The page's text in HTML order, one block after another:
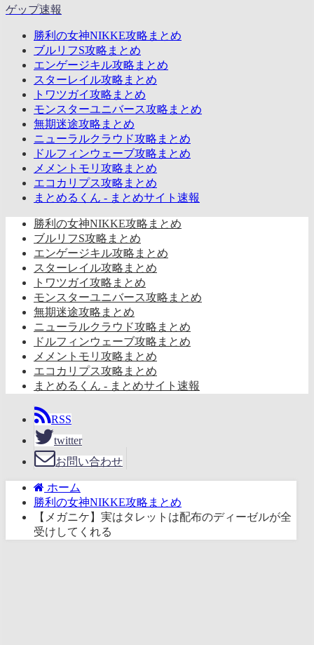
ゲップ速報
勝利の女神NIKKE攻略まとめ
ブルリフS攻略まとめ
エンゲージキル攻略まとめ
スターレイル攻略まとめ
トワツガイ攻略まとめ
モンスターユニバース攻略まとめ
無期迷途攻略まとめ
ニューラルクラウド攻略まとめ
ドルフィンウェーブ攻略まとめ
メメントモリ攻略まとめ
エコカリプス攻略まとめ
まとめるくん - まとめサイト速報
勝利の女神NIKKE攻略まとめ
ブルリフS攻略まとめ
エンゲージキル攻略まとめ
スターレイル攻略まとめ
トワツガイ攻略まとめ
モンスターユニバース攻略まとめ
無期迷途攻略まとめ
ニューラルクラウド攻略まとめ
ドルフィンウェーブ攻略まとめ
メメントモリ攻略まとめ
エコカリプス攻略まとめ
まとめるくん - まとめサイト速報
RSS
twitter
お問い合わせ
ホーム
勝利の女神NIKKE攻略まとめ
【メガニケ】実はタレットは配布のディーゼルが全
受けしてくれる